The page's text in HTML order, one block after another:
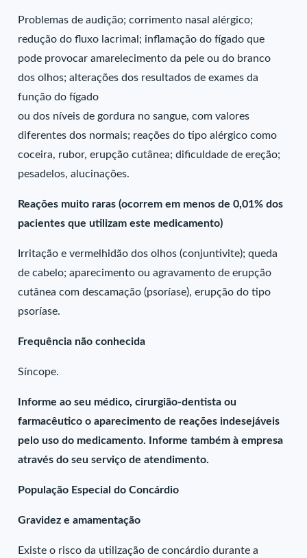
Problemas de audição; corrimento nasal alérgico;
redução do fluxo lacrimal; inflamação do fígado que
pode provocar amarelecimento da pele ou do branco
dos olhos; alterações dos resultados de exames da
função do fígado
ou dos níveis de gordura no sangue, com valores
diferentes dos normais; reações do tipo alérgico como
coceira, rubor, erupção cutânea; dificuldade de ereção;
pesadelos, alucinações.
Reações muito raras (ocorrem em menos de 0,01% dos
pacientes que utilizam este medicamento)
Irritação e vermelhidão dos olhos (conjuntivite); queda
de cabelo; aparecimento ou agravamento de erupção
cutânea com descamação (psoríase), erupção do tipo
psoríase.
Frequência não conhecida
Síncope.
Informe ao seu médico, cirurgião-dentista ou
farmacêutico o aparecimento de reações indesejáveis
pelo uso do medicamento. Informe também à empresa
através do seu serviço de atendimento.
População Especial do Concárdio
Gravidez e amamentação
Existe o risco da utilização de concárdio durante a